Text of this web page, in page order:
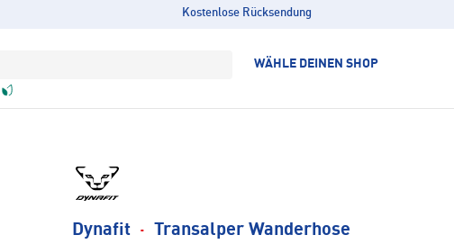
Kostenlose Rücksendung
WÄHLE DEINEN SHOP
Dynafit · Transalper Wanderhose